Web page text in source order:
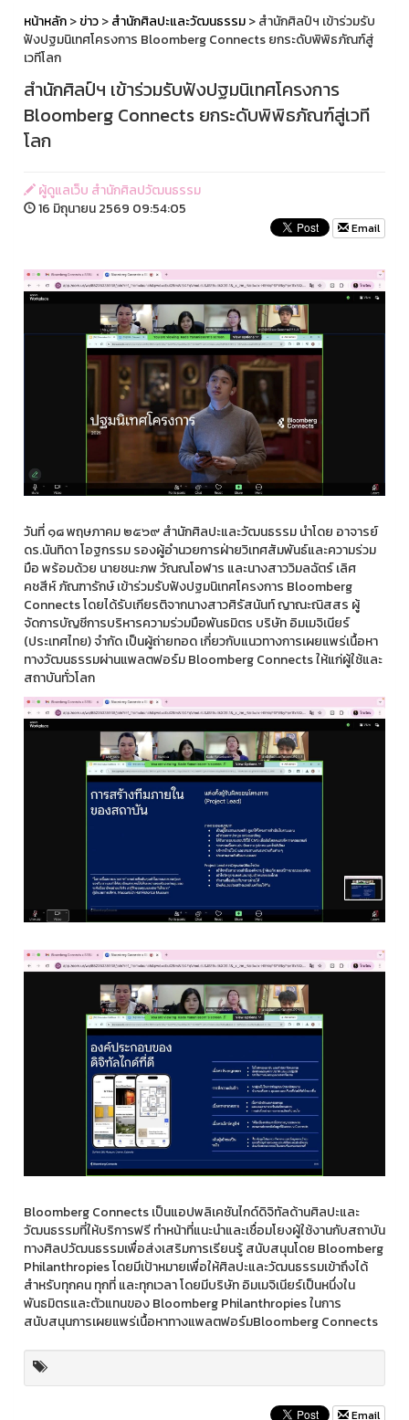
หน้าหลัก>ข่าว>สำนักศิลปะและวัฒนธรรม> สำนักศิลป์ฯ เข้าร่วมรับ
ฟังปฐมนิเทศโครงการ Bloomberg Connects ยกระดับพิพิธภัณฑ์สู่
เวทีโลก
สำนักศิลป์ฯ เข้าร่วมรับฟังปฐมนิเทศโครงการ
Bloomberg Connects ยกระดับพิพิธภัณฑ์สู่เวที
โลก
ผู้ดูแลเว็บ สำนักศิลปวัฒนธรรม
16 มิถุนายน 2569 09:54:05
Email
วันที่ ๑๘ พฤษภาคม ๒๕๖๙ สำนักศิลปะและวัฒนธรรม นำโดย อาจารย์
ดร.นันทิดา โอฐกรรม รองผู้อำนวยการฝ่ายวิเทศสัมพันธ์และความร่วม
มือ พร้อมด้วย นายชนะภพ วัณณโอฬาร และนางสาววิมลฉัตร์ เลิศ
คชสีห์ ภัณฑารักษ์ เข้าร่วมรับฟังปฐมนิเทศโครงการ Bloomberg
Connects โดยได้รับเกียรติจากนางสาวศิรัสนันท์ ญาณะณิสสร ผู้
จัดการบัญชีการบริหารความร่วมมือพันธมิตร บริษัท อิมเมจิเนียร์
(ประเทศไทย) จำกัด เป็นผู้ถ่ายทอด เกี่ยวกับแนวทางการเผยแพร่เนื้อหา
ทางวัฒนธรรมผ่านแพลตฟอร์ม Bloomberg Connects ให้แก่ผู้ใช้และ
สถาบันทั่วโลก
Bloomberg Connects เป็นแอปพลิเคชันไกด์ดิจิทัลด้านศิลปะและ
วัฒนธรรมที่ให้บริการฟรี ทำหน้าที่แนะนำและเชื่อมโยงผู้ใช้งานกับสถาบัน
ทางศิลปวัฒนธรรมเพื่อส่งเสริมการเรียนรู้ สนับสนุนโดย Bloomberg
Philanthropies โดยมีเป้าหมายเพื่อให้ศิลปะและวัฒนธรรมเข้าถึงได้
สำหรับทุกคน ทุกที่ และทุกเวลา โดยมีบริษัท อิมเมจิเนียร์เป็นหนึ่งใน
พันธมิตรและตัวแทนของ Bloomberg Philanthropies ในการ
สนับสนุนการเผยแพร่เนื้อหาทางแพลตฟอร์มBloomberg Connects
Email